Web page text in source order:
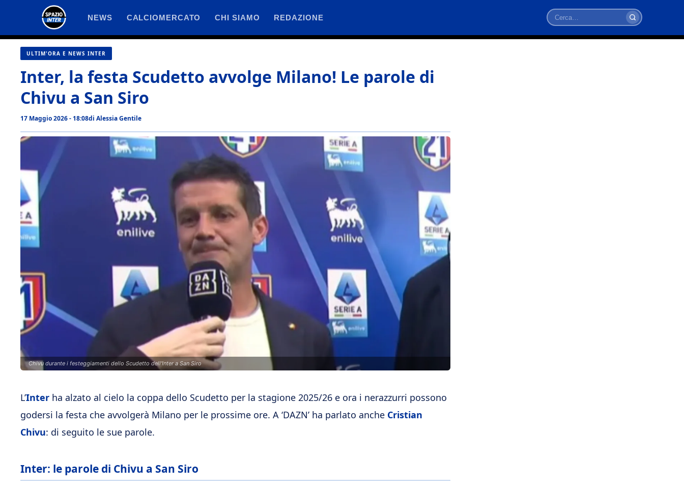
contenuto
NEWS CALCIOMERCATO CHI SIAMO REDAZIONE
Cerca
ULTIM'ORA E NEWS INTER
Inter, la festa Scudetto avvolge Milano! Le parole di
Chivu a San Siro
17 Maggio 2026 - 18:08di Alessia Gentile
Chivu durante i festeggiamenti dello Scudetto dell'Inter a San Siro
L’Inter ha alzato al cielo la coppa dello Scudetto per la stagione 2025/26 e ora i nerazzurri possono
godersi la festa che avvolgerà Milano per le prossime ore. A ‘DAZN’ ha parlato anche Cristian
Chivu: di seguito le sue parole.
Inter: le parole di Chivu a San Siro